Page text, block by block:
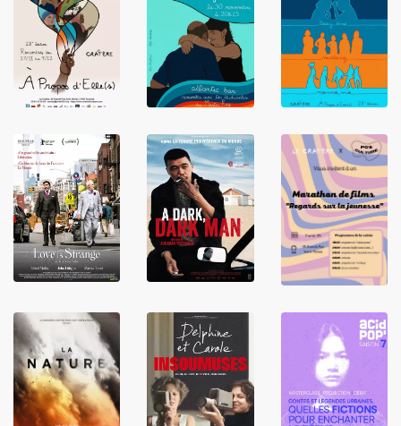
LIRE LIRE
LIRE LIRE LIRE
LIRE LIRE
LIRE